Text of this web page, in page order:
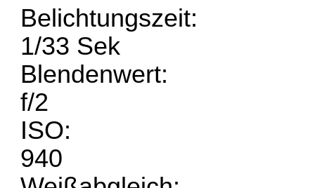
Belichtungszeit:
1/33 Sek
Blendenwert:
f/2
ISO:
940